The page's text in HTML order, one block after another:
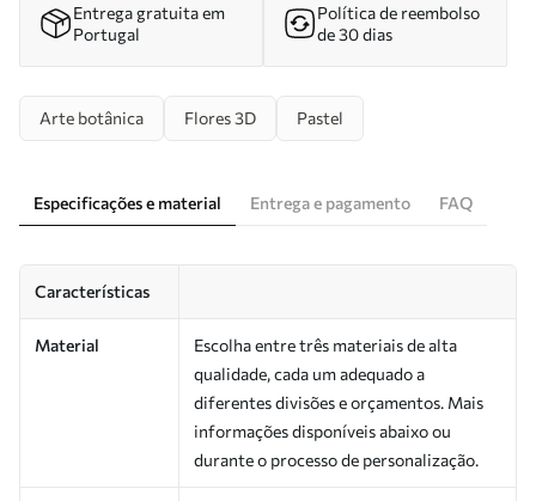
Entrega gratuita em
Portugal
Política de reembolso
de 30 dias
Arte botânica Flores 3D Pastel
Especificações e material Entrega e pagamento FAQ
Características
Material
Escolha entre três materiais de alta
qualidade, cada um adequado a
diferentes divisões e orçamentos. Mais
informações disponíveis abaixo ou
durante o processo de personalização.